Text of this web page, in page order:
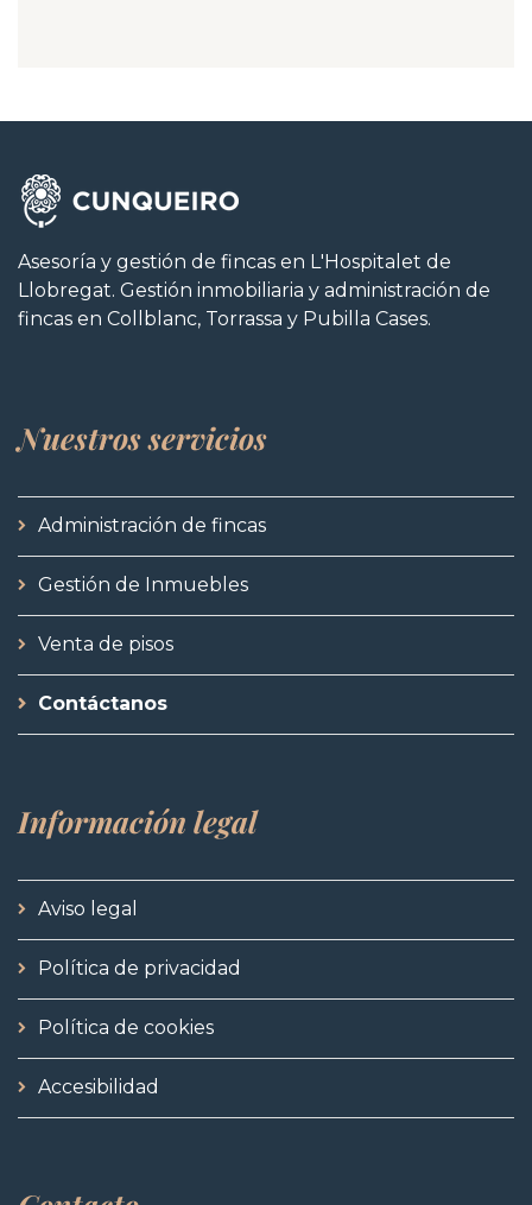
Asesoría y gestión de fincas en L'Hospitalet de
Llobregat. Gestión inmobiliaria y administración de
fincas en Collblanc, Torrassa y Pubilla Cases.
Nuestrosservicios
Administración de fincas
Gestión de Inmuebles
Venta de pisos
Contáctanos
Información legal
Aviso legal
Política de privacidad
Política de cookies
Accesibilidad